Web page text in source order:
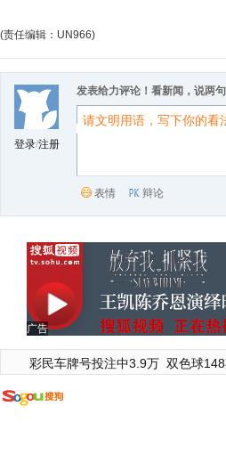
(责任编辑：UN966)
登录/注册
发表给力评论！看新闻，说两句
表情 辩论
广告
彩民车牌号投注中3.9万 双色球